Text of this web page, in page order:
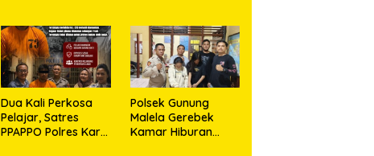
Anak, Pelaku
Ditangkap
Timbangan Digital
dan Puluhan Plastik
Klip
Dua Kali Perkosa
Pelajar, Satres
PPAPPO Polres Karo
Polsek Gunung
Malela Gerebek
Kamar Hiburan